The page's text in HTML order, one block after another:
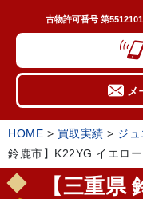
古物許可番号 第
メ
HOME > 買取実績 > ジ
鈴鹿市】K22YG イエロ
買取実績 2024.01
【三重県